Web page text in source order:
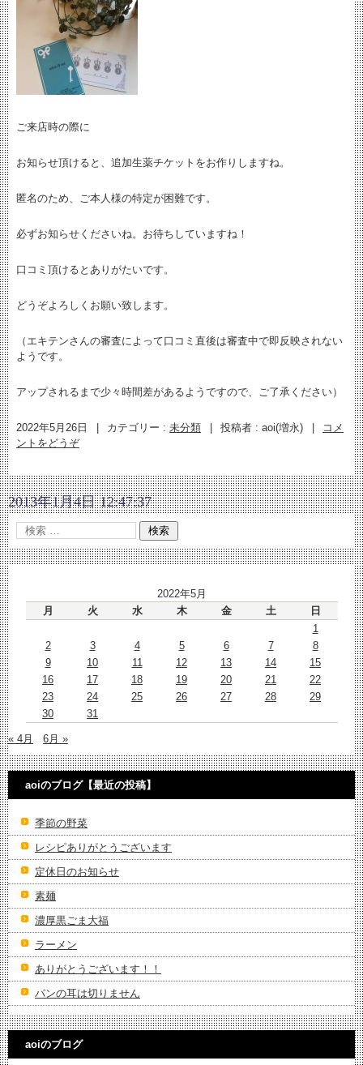
ご来店時の際に
お知らせ頂けると、追加生薬チケットをお作りしますね。
匿名のため、ご本人様の特定が困難です。
必ずお知らせくださいね。お待ちしていますね！
口コミ頂けるとありがたいです。
どうぞよろしくお願い致します。
（エキテンさんの審査によって口コミ直後は審査中で即反映されない
ようです。
アップされるまで少々時間差があるようですので、ご了承ください）
2022年5月26日 カテゴリー : 未分類 投稿者 : aoi(増永)
コメ
ントをどうぞ
2013年1月4日 12:47:37
2022年5月
月
火 水 木 金 土
日
1
2
3 4 5 6 7
8
9
10 11 12 13 14
15
16
17 18 19 20 21
22
23
24 25 26 27 28
29
30
31
« 4月 6月 »
aoiのブログ【最近の投稿】
季節の野菜
レシピありがとうございます
定休日のお知らせ
素麺
濃厚黒ごま大福
ラーメン
ありがとうございます！！
パンの耳は切りません
aoiのブログ